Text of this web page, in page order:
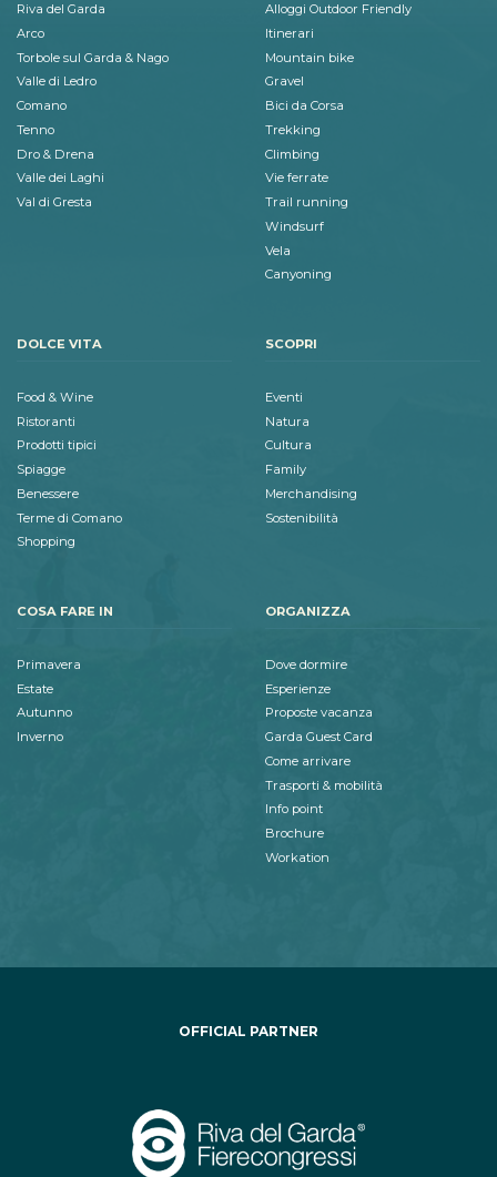
Riva del Garda
Arco
Torbole sul Garda & Nago
Valle di Ledro
Comano
Tenno
Dro & Drena
Valle dei Laghi
Val di Gresta
Alloggi Outdoor Friendly
Itinerari
Mountain bike
Gravel
Bici da Corsa
Trekking
Climbing
Vie ferrate
Trail running
Windsurf
Vela
Canyoning
DOLCE VITA
Food & Wine
Ristoranti
Prodotti tipici
Spiagge
Benessere
Terme di Comano
Shopping
SCOPRI
Eventi
Natura
Cultura
Family
Merchandising
Sostenibilità
COSA FARE IN
Primavera
Estate
Autunno
Inverno
ORGANIZZA
Dove dormire
Esperienze
Proposte vacanza
Garda Guest Card
Come arrivare
Trasporti & mobilità
Info point
Brochure
Workation
OFFICIAL PARTNER